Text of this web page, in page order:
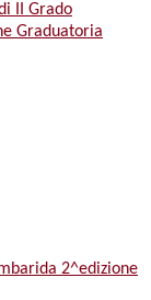
II Grado
Graduatoria
2^edizione